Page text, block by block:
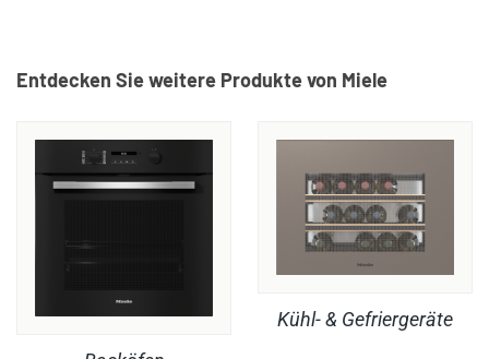
Entdecken Sie weitere Produkte von Miele
Kühl- & Gefriergeräte